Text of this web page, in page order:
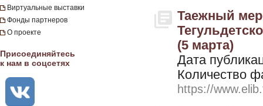
Виртуальные выставки
Фонды партнеров
О проекте
Присоединяйтесь
к нам в соцсетях
Таежный
(5 марта)
Дата
Количество
https://